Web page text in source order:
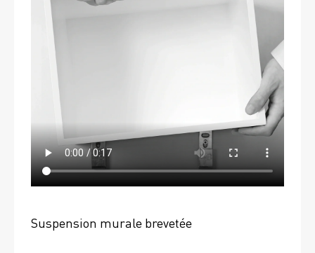
Suspension murale brevetée